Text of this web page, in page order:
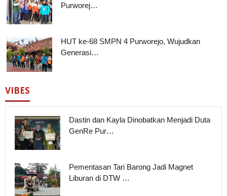
Purworej…
HUT ke-68 SMPN 4 Purworejo, Wujudkan
Generasi…
VIBES
Dastin dan Kayla Dinobatkan Menjadi Duta
GenRe Pur…
Pementasan Tari Barong Jadi Magnet
Liburan di DTW …